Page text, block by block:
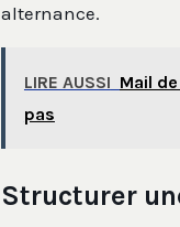
alternance.
LIRE AUSSI Mail
pas
Structurer